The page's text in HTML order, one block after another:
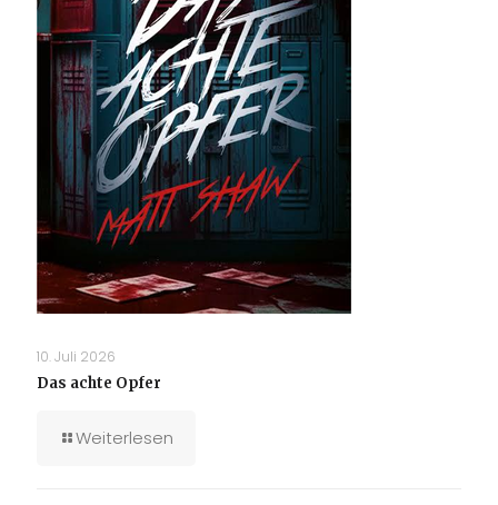
10. Juli 2026
Das achte Opfer
Weiterlesen